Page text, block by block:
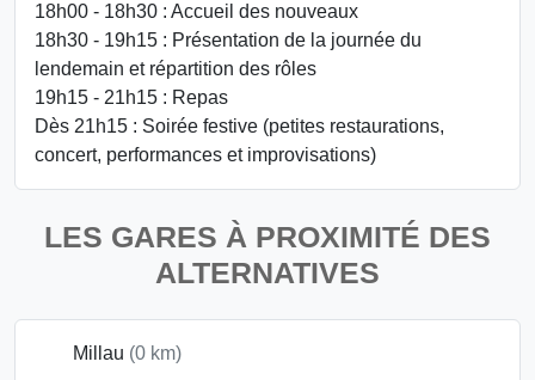
18h00 - 18h30 : Accueil des nouveaux
18h30 - 19h15 : Présentation de la journée du
lendemain et répartition des rôles
19h15 - 21h15 : Repas
Dès 21h15 : Soirée festive (petites restaurations,
concert, performances et improvisations)
LES GARES À PROXIMITÉ DES
ALTERNATIVES
Millau (0 km)